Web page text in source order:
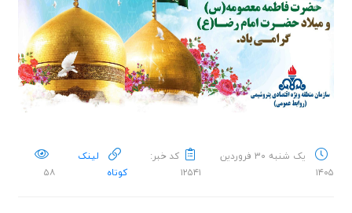
یک شنبه ۳۰ فروردین
۱۴۰۵
کد خبر:
۱۲۵۴۱
لینک
کوتاه
۵۸